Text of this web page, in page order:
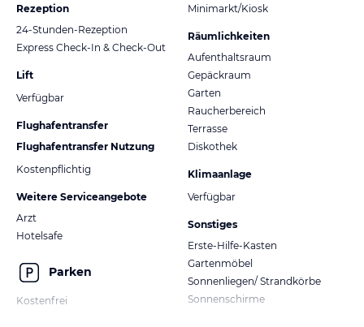
Rezeption
24-Stunden-Rezeption
Express Check-In & Check-Out
Lift
Verfügbar
Flughafentransfer
Flughafentransfer Nutzung
Kostenpflichtig
Weitere Serviceangebote
Arzt
Hotelsafe
Parken
Kostenfrei
Minimarkt/Kiosk
Räumlichkeiten
Aufenthaltsraum
Gepäckraum
Garten
Raucherbereich
Terrasse
Diskothek
Klimaanlage
Verfügbar
Sonstiges
Erste-Hilfe-Kasten
Gartenmöbel
Sonnenliegen/ Strandkörbe
Sonnenschirme